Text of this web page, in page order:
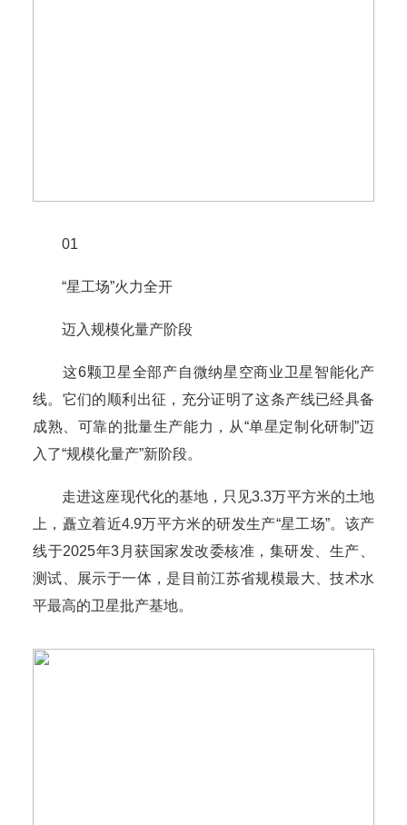
01
“星工场”火力全开
迈入规模化量产阶段
这6颗卫星全部产自微纳星空商业卫星智能化产
线。它们的顺利出征，充分证明了这条产线已经具备
成熟、可靠的批量生产能力，从“单星定制化研制”迈
入了“规模化量产”新阶段。
走进这座现代化的基地，只见3.3万平方米的土地
上，矗立着近4.9万平方米的研发生产“星工场”。该产
线于2025年3月获国家发改委核准，集研发、生产、
测试、展示于一体，是目前江苏省规模最大、技术水
平最高的卫星批产基地。